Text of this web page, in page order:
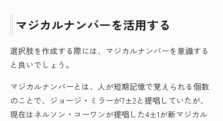
マジカルナンバーを活用する
選択肢を作成する際には、マジカルナンバーを意識する
と良いでしょう。
マジカルナンバーとは、人が短期記憶で覚えられる個数
のことで、ジョージ・ミラーが7±2と提唱していたが、
現在はネルソン・コーワンが提唱した4±1が新マジカル